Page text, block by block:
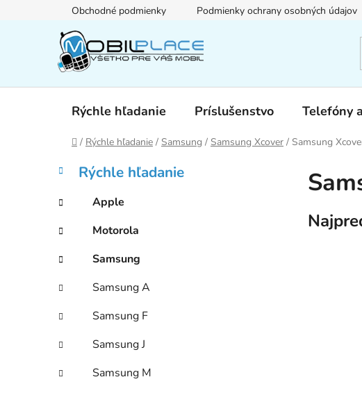
Obchodné podmienky Podmienky ochrany osobných údajov
Rýchle hľadanie Príslušenstvo Telefóny
Domov
/ Rýchle hľadanie / Samsung / Samsung Xcover / Samsung
B
č
ý
p
n
e
l
Preskočiť
kategórie
K
a
e
g
ó
r
e
Rýchle hľadanie
Apple
Motorola
Samsung
Samsung A
Samsung F
Samsung J
Samsung M